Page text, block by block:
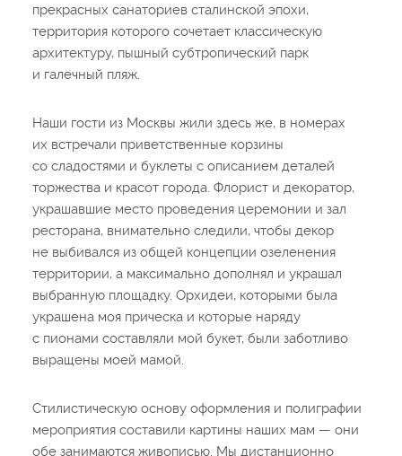
прекрасных санаториев сталинской эпохи,
территория которого сочетает классическую
архитектуру, пышный субтропический парк
и галечный пляж.
Наши гости из Москвы жили здесь же, в номерах
их встречали приветственные корзины
со сладостями и буклеты с описанием деталей
торжества и красот города. Флорист и декоратор,
украшавшие место проведения церемонии и зал
ресторана, внимательно следили, чтобы декор
не выбивался из общей концепции озеленения
территории, а максимально дополнял и украшал
выбранную площадку. Орхидеи, которыми была
украшена моя прическа и которые наряду
с пионами составляли мой букет, были заботливо
выращены моей мамой.
Стилистическую основу оформления и полиграфии
мероприятия составили картины наших мам — они
обе занимаются живописью. Мы дистанционно